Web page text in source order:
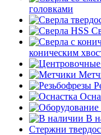
головками
коническим
В
Стержни